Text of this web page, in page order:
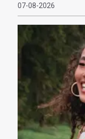
07-08-2026